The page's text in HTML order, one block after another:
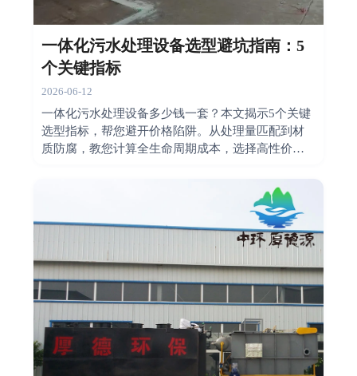
一体化污水处理设备选型避坑指南：5
个关键指标
2026-06-12
一体化污水处理设备多少钱一套？本文揭示5个关键
选型指标，帮您避开价格陷阱。从处理量匹配到材
质防腐，教您计算全生命周期成本，选择高性价比